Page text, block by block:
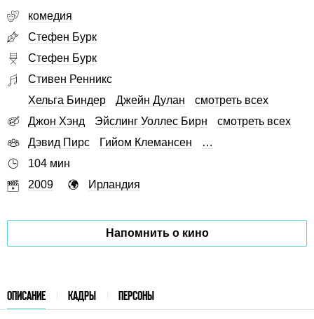
комедия
Стефен Бурк
Стефен Бурк
Стивен Ренникс
Хельга Биндер
Джейн Дулан
смотреть всех
Джон Хэнд
Эйслинг Уоллес Бирн
смотреть всех
Дэвид Пирс
Гийом Клемансен
…
104 мин
2009
Ирландия
Напомнить о кино
ОПИСАНИЕ КАДРЫ ПЕРСОНЫ